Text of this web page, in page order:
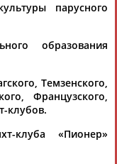
парусного
образования
Темзенского,
Французского,
клубов.
клуба «Пионер»